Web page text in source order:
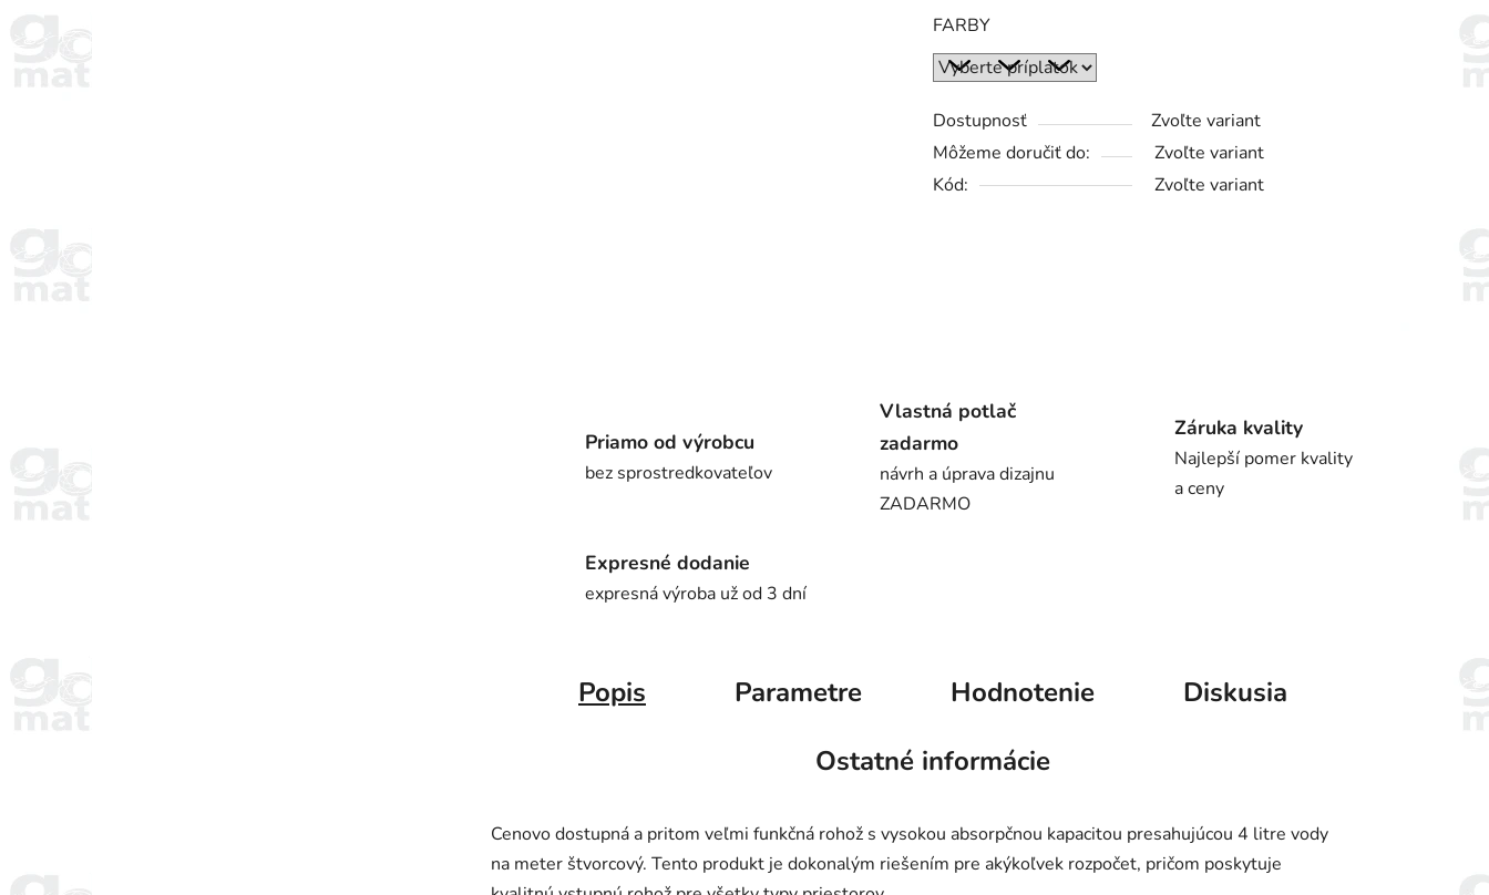
FARBY
Dostupnosť
Zvoľte variant
Môžeme doručiť do:
Zvoľte variant
Kód:
Zvoľte variant
Priamo od výrobcu
bez sprostredkovateľov
Vlastná potlač
zadarmo
návrh a úprava dizajnu
ZADARMO
Záruka kvality
Najlepší pomer kvality
a ceny
Expresné dodanie
expresná výroba už od 3 dní
Popis Parametre Hodnotenie
Diskusia
Ostatné informácie
Cenovo dostupná a pritom veľmi funkčná rohož s vysokou absorpčnou kapacitou presahujúcou 4 litre vody
na meter štvorcový. Tento produkt je dokonalým riešením pre akýkoľvek rozpočet, pričom poskytuje